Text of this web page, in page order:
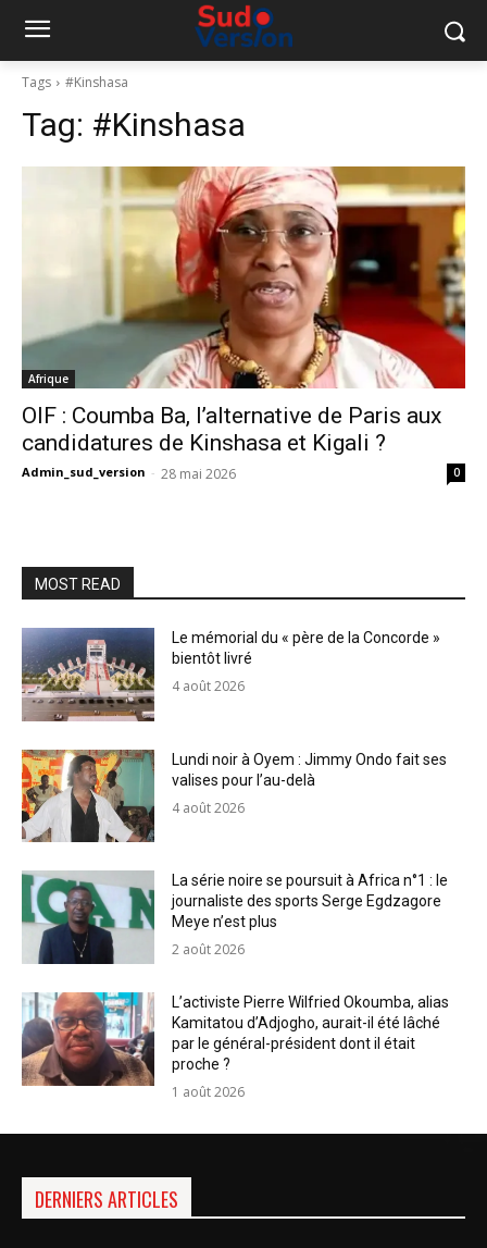
Tags #Kinshasa
Tag: #Kinshasa
Afrique
OIF : Coumba Ba, l’alternative de Paris aux
candidatures de Kinshasa et Kigali ?
Admin_sud_version - 28 mai 2026 0
MOST READ
Le mémorial du « père de la Concorde »
bientôt livré
4 août 2026
Lundi noir à Oyem : Jimmy Ondo fait ses
valises pour l’au-delà
4 août 2026
La série noire se poursuit à Africa n°1 : le
journaliste des sports Serge Egdzagore
Meye n’est plus
2 août 2026
L’activiste Pierre Wilfried Okoumba, alias
Kamitatou d’Adjogho, aurait-il été lâché
par le général-président dont il était
proche ?
1 août 2026
DERNIERS ARTICLES